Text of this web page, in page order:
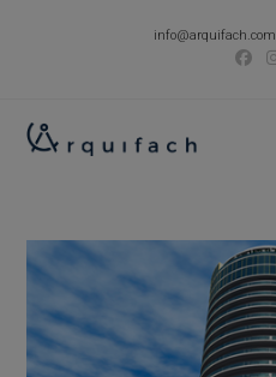
info@arquifach.com